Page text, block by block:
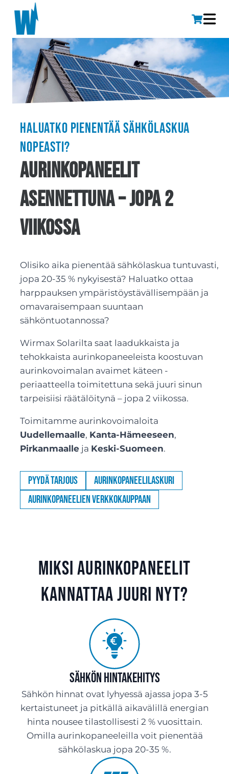
Haluatko pienentää sähkölaskua
nopeasti?
Aurinkopaneelit
asennettuna – jopa 2
viikossa
Olisiko aika pienentää sähkölaskua tuntuvasti,
jopa 20-35 % nykyisestä? Haluatko ottaa
harppauksen ympäristöystävällisempään ja
omavaraisempaan suuntaan
sähköntuotannossa?
Wirmax Solarilta saat laadukkaista ja
tehokkaista aurinkopaneeleista koostuvan
aurinkovoimalan avaimet käteen -
periaatteella toimitettuna sekä juuri sinun
tarpeisiisi räätälöitynä – jopa 2 viikossa.
Toimitamme aurinkovoimaloita
Uudellemaalle, Kanta-Hämeeseen,
Pirkanmaalle ja Keski-Suomeen.
Pyydä tarjous
Aurinkopaneelilaskuri
Aurinkopaneelien verkkokauppaan
Miksi aurinkopaneelit
kannattaa juuri nyt?
Sähkön hintakehitys
Sähkön hinnat ovat lyhyessä ajassa jopa 3-5
kertaistuneet ja pitkällä aikavälillä energian
hinta nousee tilastollisesti 2 % vuosittain.
Omilla aurinkopaneeleilla voit pienentää
sähkölaskua jopa 20-35 %.